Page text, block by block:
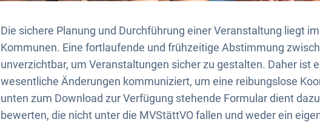
Die sichere Planung und Durchführung einer Veranstaltung liegt
Kommunen. Eine fortlaufende und frühzeitige Abstimmung
unverzichtbar, um Veranstaltungen sicher zu gestalten. Daher ist
wesentliche Änderungen kommuniziert, um eine reibungslose
unten zum Download zur Verfügung stehende Formular dient
bewerten, die nicht unter die MVStättVO fallen und weder ein